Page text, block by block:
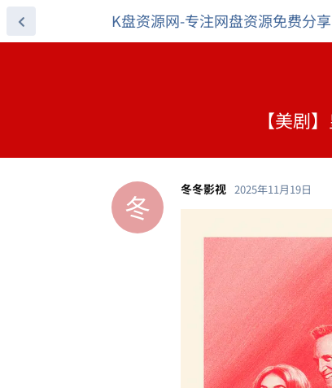
K盘资源网-专注网盘资源免费分
【美剧
冬 冬冬影视 2025年11月19日